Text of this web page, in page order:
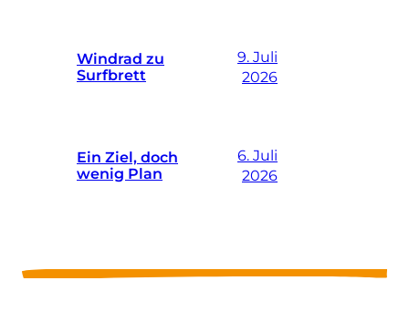
Windrad zu
Surfbrett
9. Juli
2026
Ein Ziel, doch
wenig Plan
6. Juli
2026